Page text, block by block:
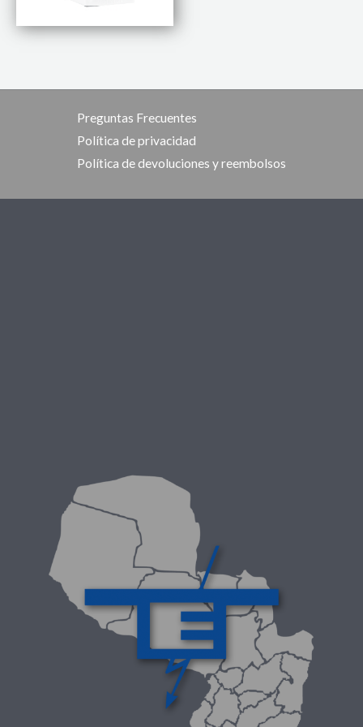
Preguntas Frecuentes
Política de privacidad
Política de devoluciones y reembolsos